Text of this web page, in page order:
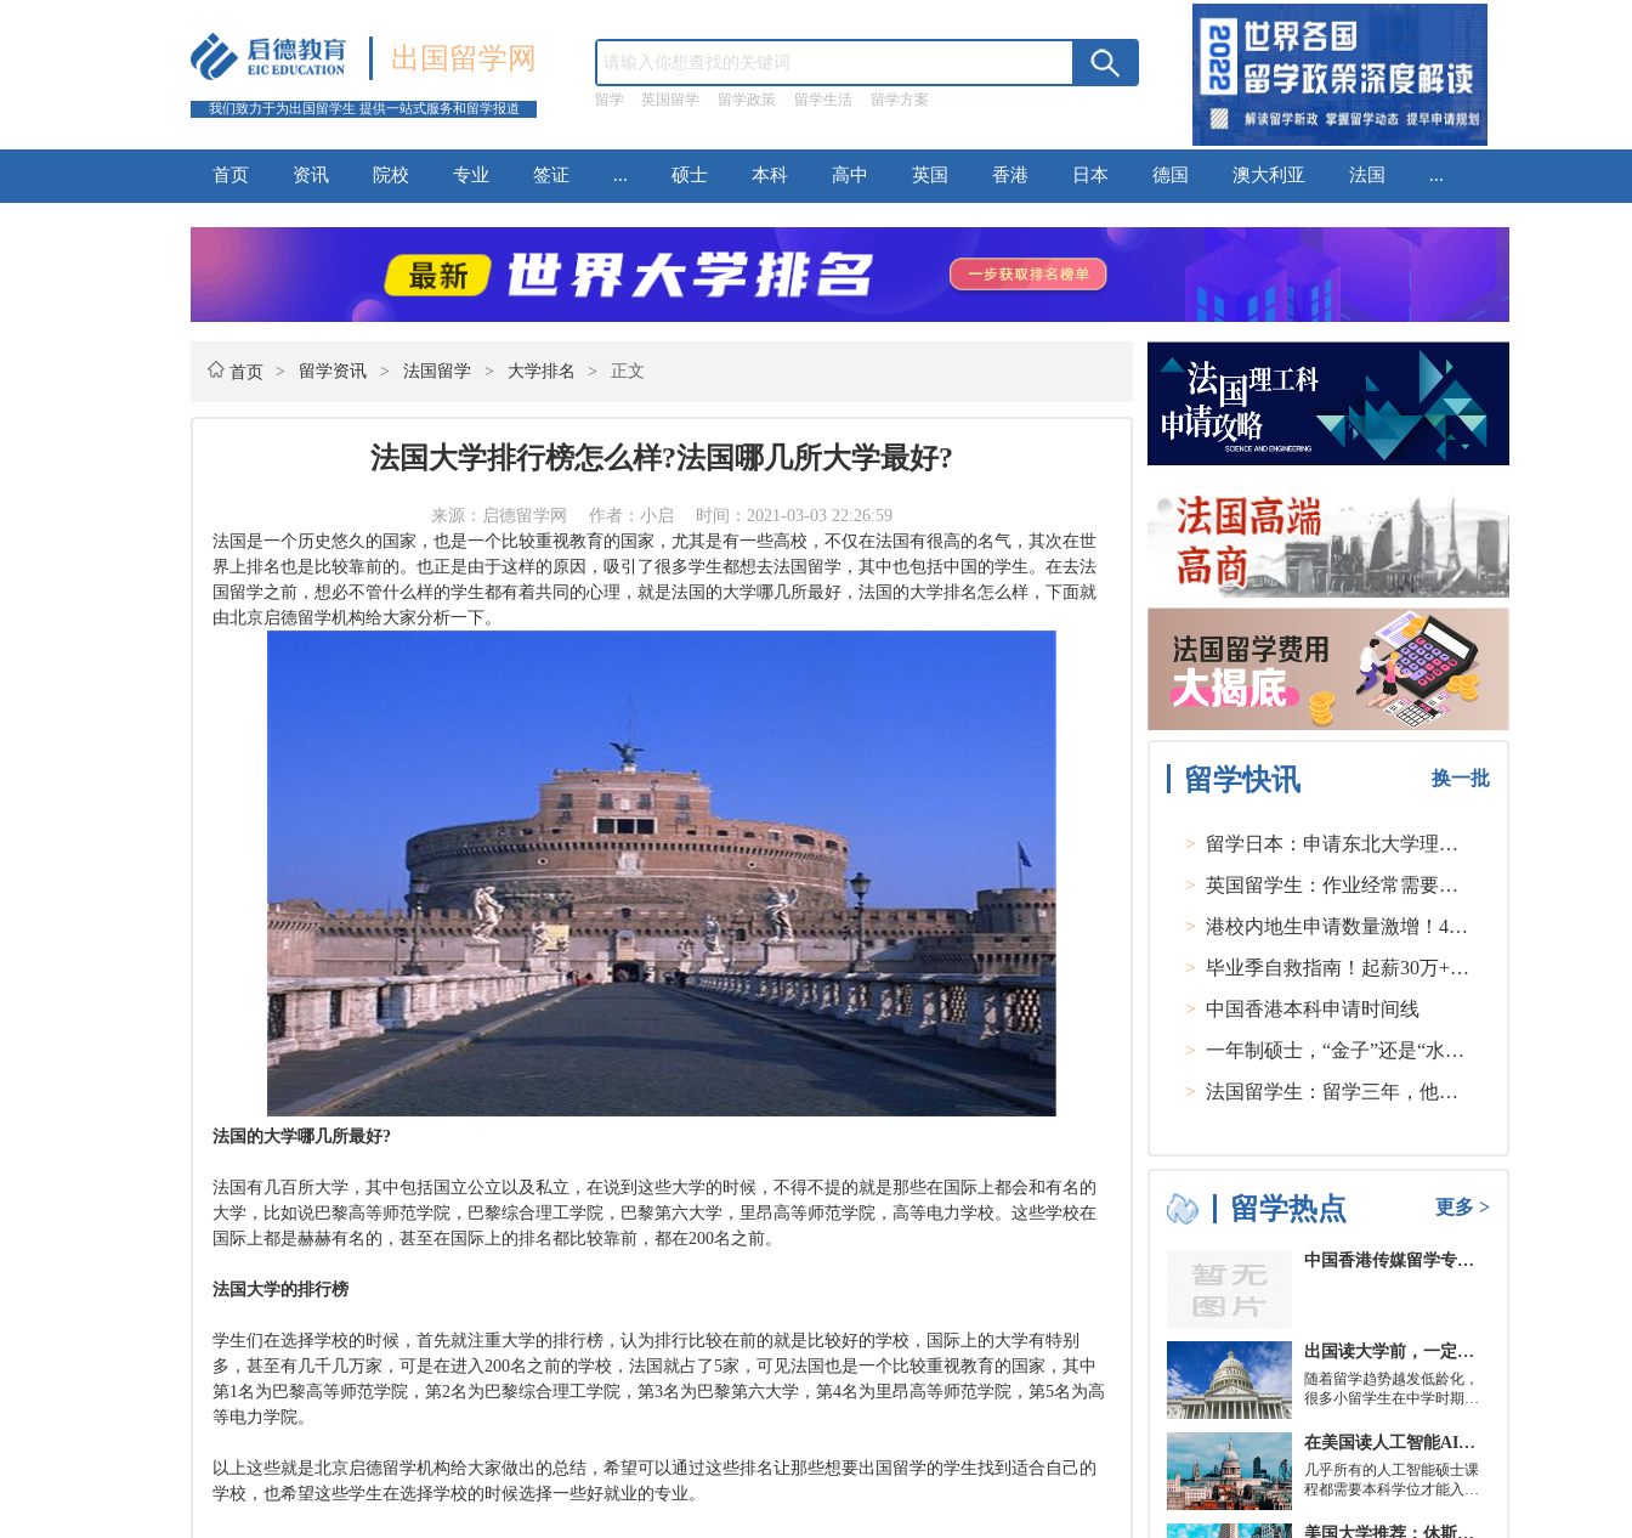
出国留学网
我们致力于为出国留学生 提供一站式服务和留学报道 留学 英国留学 留学政策 留学生活 留学方案
首页 资讯 院校 专业 签证 ... 硕士 本科 高中 英国 香港 日本 德国 澳大利亚 法国 ...
首页 > 留学资讯 > 法国留学 > 大学排名 > 正文
法国大学排行榜怎么样?法国哪几所大学最好?
来源：启德留学网 作者：小启 时间：2021-03-03 22:26:59
法国是一个历史悠久的国家，也是一个比较重视教育的国家，尤其是有一些高校，不仅在法国有很高的名气，其次在世
界上排名也是比较靠前的。也正是由于这样的原因，吸引了很多学生都想去法国留学，其中也包括中国的学生。在去法
国留学之前，想必不管什么样的学生都有着共同的心理，就是法国的大学哪几所最好，法国的大学排名怎么样，下面就
由北京启德留学机构给大家分析一下。
法国的大学哪几所最好?
法国有几百所大学，其中包括国立公立以及私立，在说到这些大学的时候，不得不提的就是那些在国际上都会和有名的
大学，比如说巴黎高等师范学院，巴黎综合理工学院，巴黎第六大学，里昂高等师范学院，高等电力学校。这些学校在
国际上都是赫赫有名的，甚至在国际上的排名都比较靠前，都在200名之前。
法国大学的排行榜
学生们在选择学校的时候，首先就注重大学的排行榜，认为排行比较在前的就是比较好的学校，国际上的大学有特别
多，甚至有几千几万家，可是在进入200名之前的学校，法国就占了5家，可见法国也是一个比较重视教育的国家，其中
第1名为巴黎高等师范学院，第2名为巴黎综合理工学院，第3名为巴黎第六大学，第4名为里昂高等师范学院，第5名为高
等电力学院。
以上这些就是北京启德留学机构给大家做出的总结，希望可以通过这些排名让那些想要出国留学的学生找到适合自己的
学校，也希望这些学生在选择学校的时候选择一些好就业的专业。
留学快讯 换一批
>
留学日本：申请东北大学理工类硕士课程大多要求先获得教授内诺
>
英国留学生：作业经常需要熬夜完成
>
港校内地生申请数量激增！40人抢1学位？
>
毕业季自救指南！起薪30万+ 不愧是00后都偏爱的留学国家TOP1
> 中国香港本科申请时间线
>
一年制硕士，“金子”还是“水货”？
>
法国留学生：留学三年，他在孤独中找到内心的力量
留学热点 更多 >
中国香港传媒留学专业分类及申请要求
出国读大学前，一定要培养的基本生活技能有哪些？
随着留学趋势越发低龄化，
很多小留学生在中学时期就
其实都是为了大学生活做准
在美国读人工智能AI硕士入学条件及大学推荐
几乎所有的人工智能硕士课
程都需要本科学位才能入
需要特定领域的本科学位。
美国大学推荐：休斯顿的大学